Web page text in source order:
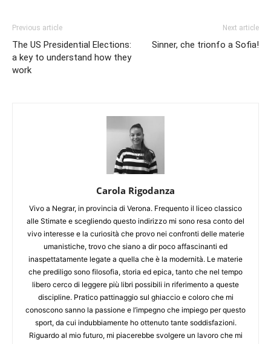
Previous article
The US Presidential Elections:
a key to understand how they
work
Next article
Sinner, che trionfo a Sofia!
Carola Rigodanza
Vivo a Negrar, in provincia di Verona. Frequento il liceo classico
alle Stimate e scegliendo questo indirizzo mi sono resa conto del
vivo interesse e la curiosità che provo nei confronti delle materie
umanistiche, trovo che siano a dir poco affascinanti ed
inaspettatamente legate a quella che è la modernità. Le materie
che prediligo sono filosofia, storia ed epica, tanto che nel tempo
libero cerco di leggere più libri possibili in riferimento a queste
discipline. Pratico pattinaggio sul ghiaccio e coloro che mi
conoscono sanno la passione e l’impegno che impiego per questo
sport, da cui indubbiamente ho ottenuto tante soddisfazioni.
Riguardo al mio futuro, mi piacerebbe svolgere un lavoro che mi